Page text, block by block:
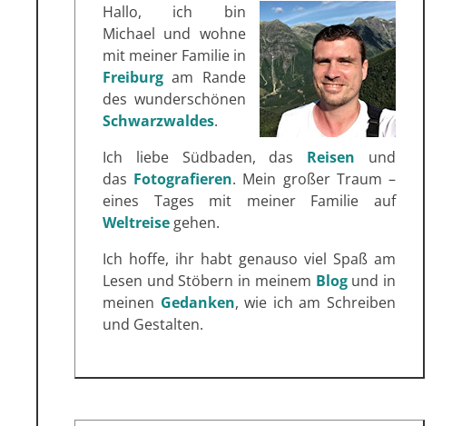
Hallo, ich bin
Michael und wohne
mit meiner Familie in
Freiburgam Rande
des wunderschönen
Schwarzwaldes.
Ich liebe Südbaden, das Reisen und
das Fotografieren. Mein großer Traum –
eines Tages mit meiner Familie auf
Weltreisegehen.
Ich hoffe, ihr habt genauso viel Spaß am
Lesen und Stöbern in meinem Blog und in
meinen Gedanken, wie ich am Schreiben
und Gestalten.